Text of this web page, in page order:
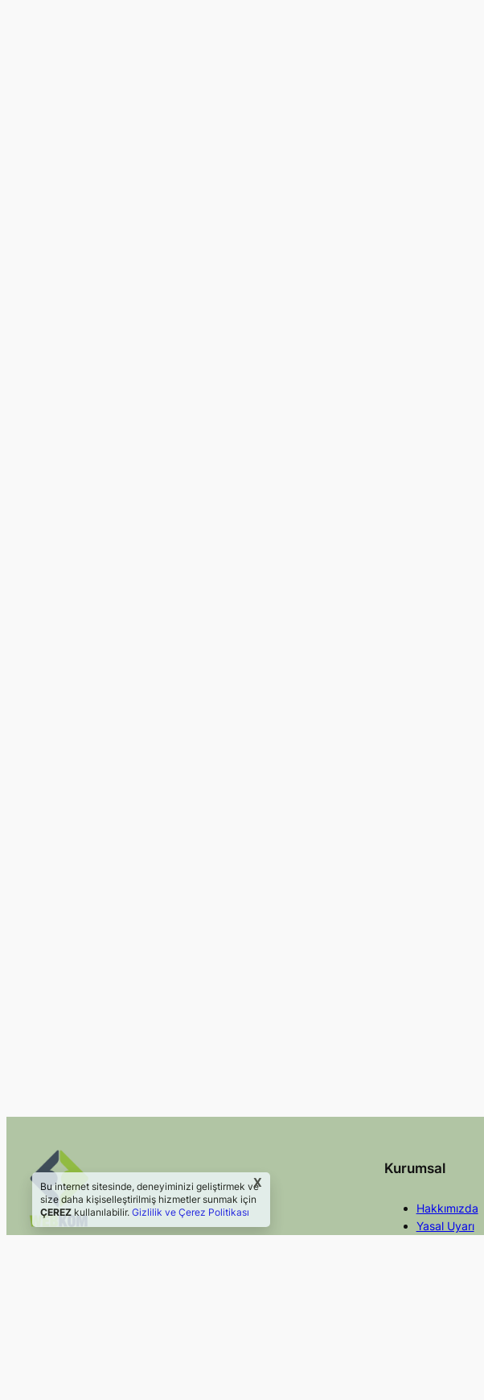
Kurumsal
Hakkımızda
Yasal Uyarı
Bu internet sitesinde, deneyiminizi geliştirmek ve
size daha kişiselleştirilmiş hizmetler sunmak için
ÇEREZ kullanılabilir. Gizlilik ve Çerez Politikası
X